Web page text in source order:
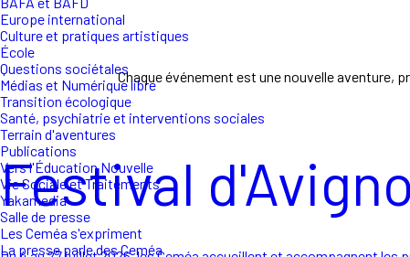
Europe international
Culture et pratiques artistiques
École
Questions sociétales
Médias et Numérique libre
Transition écologique
Santé, psychiatrie et interventions sociales
Terrain d'aventures
Publications
Vers l'Éducation Nouvelle
Vie Sociale et Traitements
Yakamedia
Salle de presse
Les Ceméa s'expriment
La presse parle des Ceméa
Chaque événement est une nouvelle aventure,
Festival